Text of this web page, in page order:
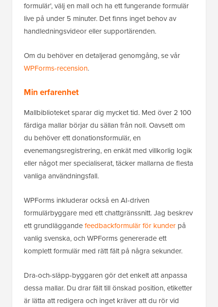
formulär', välj en mall och ha ett fungerande formulär
live på under 5 minuter. Det finns inget behov av
handledningsvideor eller supportärenden.
Om du behöver en detaljerad genomgång, se vår
WPForms-recension.
Min erfarenhet
Mallbiblioteket sparar dig mycket tid. Med över 2 100
färdiga mallar börjar du sällan från noll. Oavsett om
du behöver ett donationsformulär, en
evenemangsregistrering, en enkät med villkorlig logik
eller något mer specialiserat, täcker mallarna de flesta
vanliga användningsfall.
WPForms inkluderar också en AI-driven
formulärbyggare med ett chattgränssnitt. Jag beskrev
ett grundläggandefeedbackformulär för kunder på
vanlig svenska, och WPForms genererade ett
komplett formulär med rätt fält på några sekunder.
Dra-och-släpp-byggaren gör det enkelt att anpassa
dessa mallar. Du drar fält till önskad position, etiketter
är lätta att redigera och inget kräver att du rör vid